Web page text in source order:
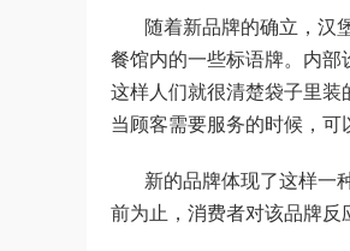
随着新品牌的确立，汉
餐馆内的一些标语牌。内部
这样人们就很清楚袋子里装
当顾客需要服务的时候，可
新的品牌体现了这样一
前为止，消费者对该品牌反